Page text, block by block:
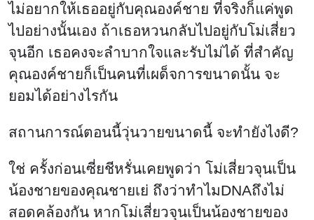
ไม่อยากให้เธออยู่กับคุณองค์ชาย ที่จริงก็แค่พูด
ไปอย่างนั้นเอง ถ้าเธอหวนกลับไปอยู่กับโม่เสี่ยว
จุนอีก เธอคงจะลำบากใจและรับไม่ได้ ที่สำคัญ
คุณองค์ชายก็เป็นคนที่เผด็จการขนาดนั้น จะ
ยอมได้อย่างไรกัน
สถานการณ์ตอนนี้วุ่นวายขนาดนี้ จะทำยังไงดี?